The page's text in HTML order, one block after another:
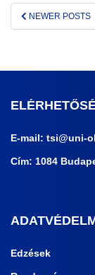
NEWER POSTS
E-mail: tsi@uni-
Cím: 1084
Edzések